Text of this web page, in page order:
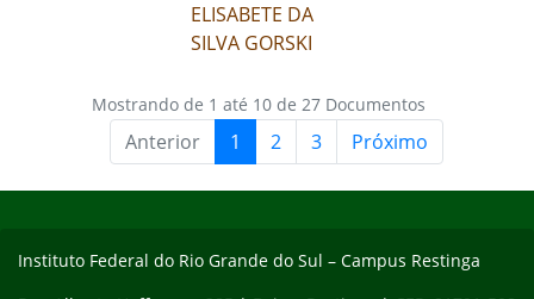
ELISABETE DA
SILVA GORSKI
Mostrando de 1 até 10 de 27 Documentos
Anterior 1 2 3
Próximo
Instituto Federal do Rio Grande do Sul – Campus Restinga